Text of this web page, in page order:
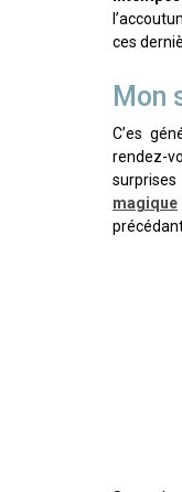
ces
Mon
C’es
rendez-
magique